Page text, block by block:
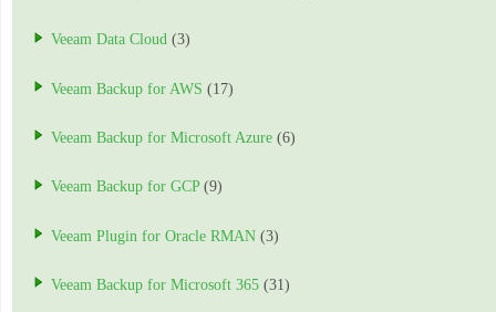
Veeam Data Cloud (3)
Veeam Backup for AWS (17)
Veeam Backup for Microsoft Azure (6)
Veeam Backup for GCP(9)
Veeam Plugin for Oracle RMAN (3)
Veeam Backup for Microsoft 365 (31)